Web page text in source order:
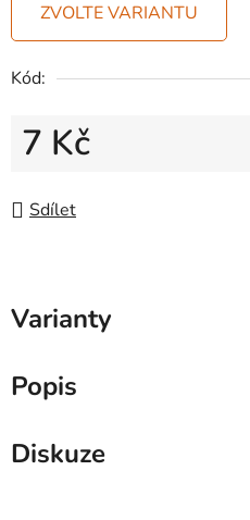
ZVOLTE VARIANTU
Kód:
7 Kč
Sdílet
Varianty
Popis
Diskuze